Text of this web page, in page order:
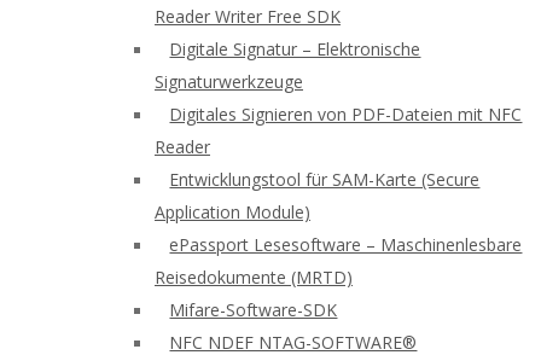
Reader Writer Free SDK
Digitale Signatur – Elektronische
Signaturwerkzeuge
Digitales Signieren von PDF-Dateien mit NFC
Reader
Entwicklungstool für SAM-Karte (Secure
Application Module)
ePassport Lesesoftware – Maschinenlesbare
Reisedokumente (MRTD)
Mifare-Software-SDK
NFC NDEF NTAG-SOFTWARE®